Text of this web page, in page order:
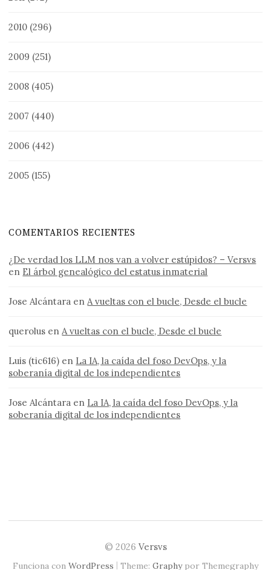
2010 (296)
2009 (251)
2008 (405)
2007 (440)
2006 (442)
2005 (155)
COMENTARIOS RECIENTES
¿De verdad los LLM nos van a volver estúpidos? – Versvs
en El árbol genealógico del estatus inmaterial
Jose Alcántara enA vueltas con el bucle, Desde el bucle
querolus enA vueltas con el bucle, Desde el bucle
Luis (tic616) en La IA, la caída del foso DevOps, y la
soberanía digital de los independientes
Jose Alcántara en La IA, la caída del foso DevOps, y la
soberanía digital de los independientes
© 2026 Versvs
Funciona con WordPress | Theme: Graphypor Themegraphy